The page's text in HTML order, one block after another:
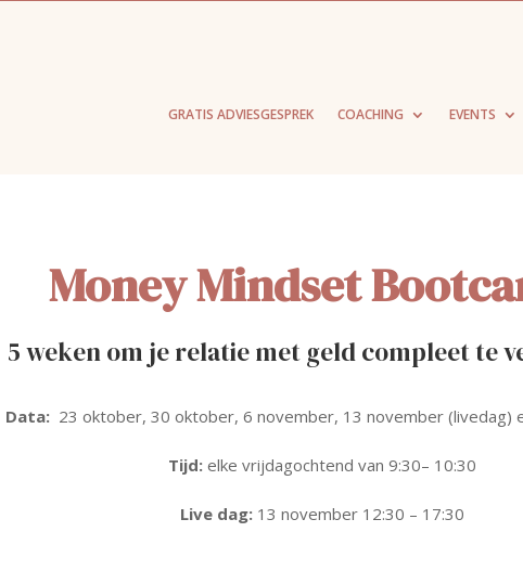
GRATIS ADVIESGESPREK COACHING EVENTS
Money Mindset
5 weken om je relatie met geld compleet te
Data:23 oktober, 30 oktober, 6 november, 13 november (livedag)
Tijd: elke vrijdagochtend van 9:30– 10:30
Live dag: 13 november 12:30 – 17:30